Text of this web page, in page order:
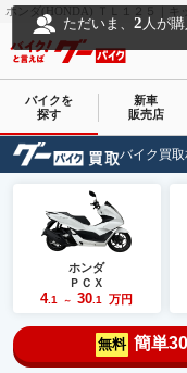
ただいま、2 人が
バイクを
探す
新車
販売店
バイク買
ホンダ
ＰＣＸ
4.1 ～ 30 .1 万円
無料 簡単